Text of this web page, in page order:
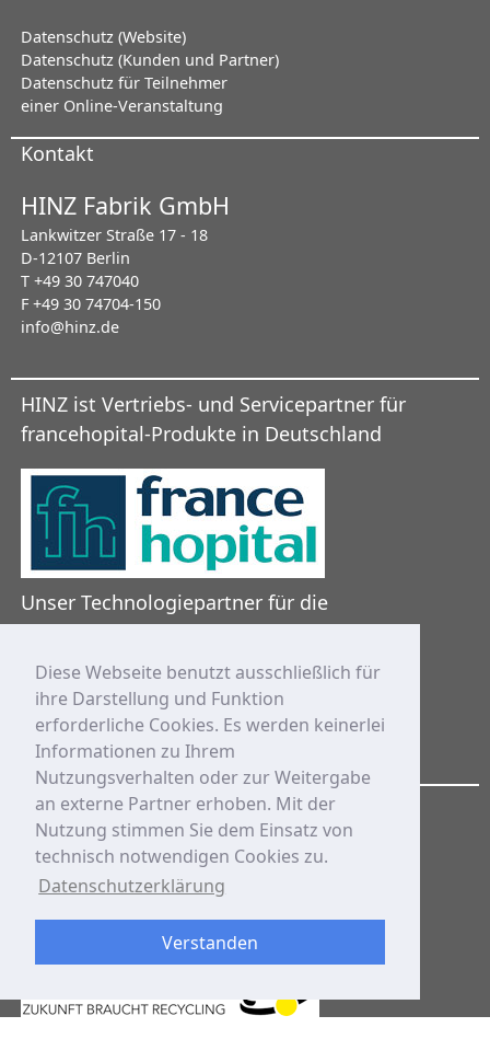
Diese Webseite benutzt ausschließlich für
ihre Darstellung und Funktion
erforderliche Cookies. Es werden keinerlei
Informationen zu Ihrem
Nutzungsverhalten oder zur Weitergabe
an externe Partner erhoben. Mit der
Nutzung stimmen Sie dem Einsatz von
technisch notwendigen Cookies zu.
Datenschutzerklärung
Verstanden
Datenschutz (Website)
Datenschutz (Kunden und Partner)
Datenschutz für Teilnehmer
einer Online-Veranstaltung
Kontakt
HINZ Fabrik GmbH
Lankwitzer Straße 17 - 18
D-12107 Berlin
T +49 30 747040
F +49 30 74704-150
info@hinz.de
HINZ ist Vertriebs- und Servicepartner für
francehopital-Produkte in Deutschland
Unser Technologiepartner für die
mobile 230V-Stromversorgung
Zertifizierungen